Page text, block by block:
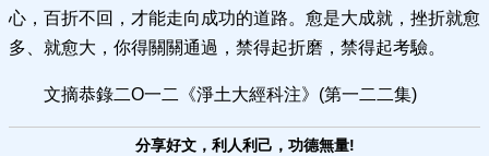
心，百折不回，才能走向成功的道路。愈是大成就，挫折就愈
多、就愈大，你得關關通過，禁得起折磨，禁得起考驗。
文摘恭錄二O一二《淨土大經科注》(第一二二集)
分享好文，利人利己，功德無量!